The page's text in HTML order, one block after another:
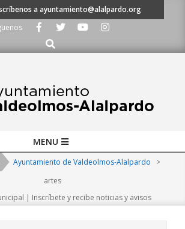
a ayuntamiento@alalpardo.org
Buscar
MENU
Ayuntamiento de Valdeolmos-Alalpardo
>
artes
| Inscríbete y recibe noticias y avisos